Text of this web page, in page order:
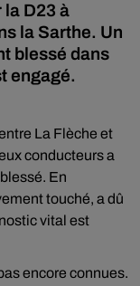
D23 à
la Sarthe. Un
blessé dans
engagé.
La Flèche et
conducteurs a
En
touché, a dû
vital est
encore connues.